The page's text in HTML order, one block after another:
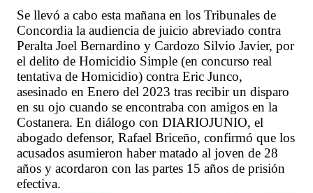
Se llevó a cabo esta mañana en los Tribunales de
Concordia la audiencia de juicio abreviado contra
Peralta Joel Bernardino y Cardozo Silvio Javier, por
el delito de Homicidio Simple (en concurso real
tentativa de Homicidio) contra Eric Junco,
asesinado en Enero del 2023 tras recibir un disparo
en su ojo cuando se encontraba con amigos en la
Costanera. En diálogo con DIARIOJUNIO, el
abogado defensor, Rafael Briceño, confirmó que los
acusados asumieron haber matado al joven de 28
años y acordaron con las partes 15 años de prisión
efectiva.